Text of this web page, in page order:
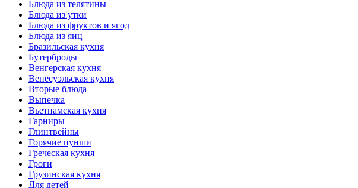
Блюда из телятины
Блюда из утки
Блюда из фруктов и ягод
Блюда из яиц
Бразильская кухня
Бутерброды
Венгерская кухня
Венесуэльская кухня
Вторые блюда
Выпечка
Вьетнамская кухня
Гарниры
Глинтвейны
Горячие пунши
Греческая кухня
Гроги
Грузинская кухня
Для детей